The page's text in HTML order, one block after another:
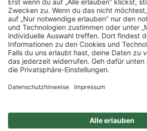
BESUCHEN SIE UNS
Alle Preise inkl. gesetzl. Mehrwertsteuer zzgl.
Nachnahmegebühren, wenn nicht anders
Zertifizierter Bio-Fachhändler